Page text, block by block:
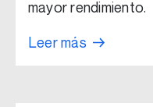
mayor rendimiento.
Leer más